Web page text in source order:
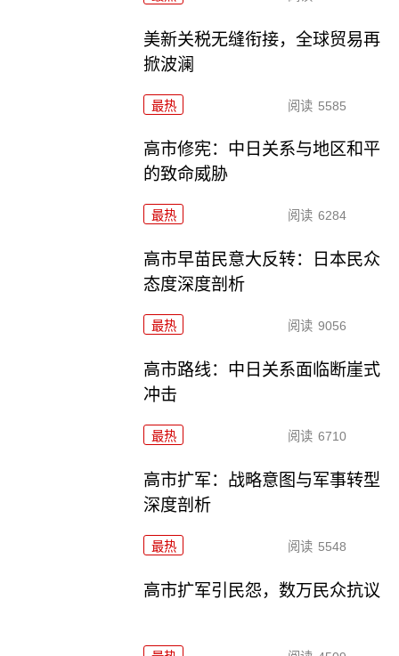
美新关税无缝衔接，全球贸易再
掀波澜
最热 阅读 5585
高市修宪：中日关系与地区和平
的致命威胁
最热 阅读 6284
高市早苗民意大反转：日本民众
态度深度剖析
最热 阅读 9056
高市路线：中日关系面临断崖式
冲击
最热 阅读 6710
高市扩军：战略意图与军事转型
深度剖析
最热 阅读 5548
高市扩军引民怨，数万民众抗议